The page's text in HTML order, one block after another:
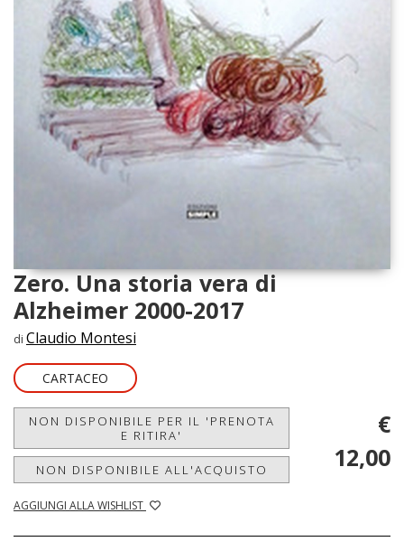
Zero. Una storia vera di
Alzheimer 2000-2017
di Claudio Montesi
CARTACEO
NON DISPONIBILE PER IL 'PRENOTA
E RITIRA'
NON DISPONIBILE ALL'ACQUISTO
AGGIUNGI ALLA WISHLIST
€
12,00